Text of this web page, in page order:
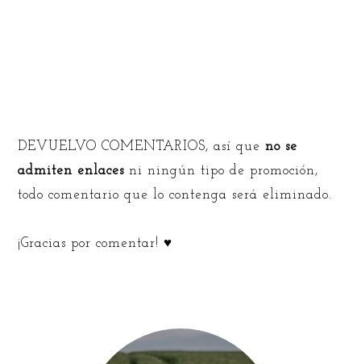
DEVUELVO COMENTARIOS, así queno se
admiten enlaces ni ningún tipo de promoción,
todo comentario que lo contenga será eliminado.
¡Gracias por comentar! ♥